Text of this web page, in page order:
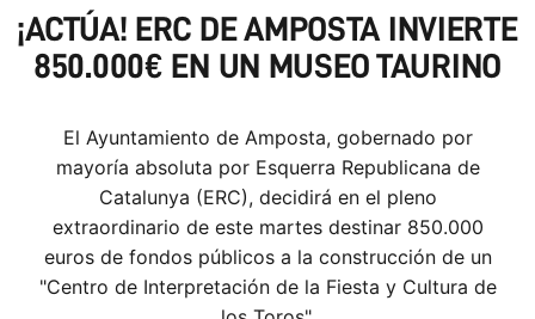
¡ACTÚA! ERC DE AMPOSTA INVIERTE
850.000€ EN UN MUSEO TAURINO
El Ayuntamiento de Amposta, gobernado por
mayoría absoluta por Esquerra Republicana de
Catalunya (ERC), decidirá en el pleno
extraordinario de este martes destinar 850.000
euros de fondos públicos a la construcción de un
"Centro de Interpretación de la Fiesta y Cultura de